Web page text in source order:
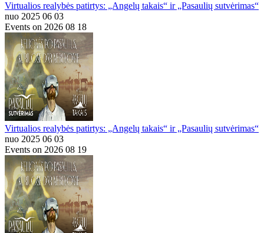
Virtualios realybės patirtys: „Angelų takais“ ir „Pasaulių sutvėrimas“
nuo 2025 06 03
Events on 2026 08 18
Virtualios realybės patirtys: „Angelų takais“ ir „Pasaulių sutvėrimas“
nuo 2025 06 03
Events on 2026 08 19